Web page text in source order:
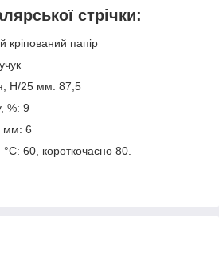
стрічки:
кріпований папір
Н/25 мм: 87,5
%: 9
мм: 6
°С: 60, короткочасно 80.